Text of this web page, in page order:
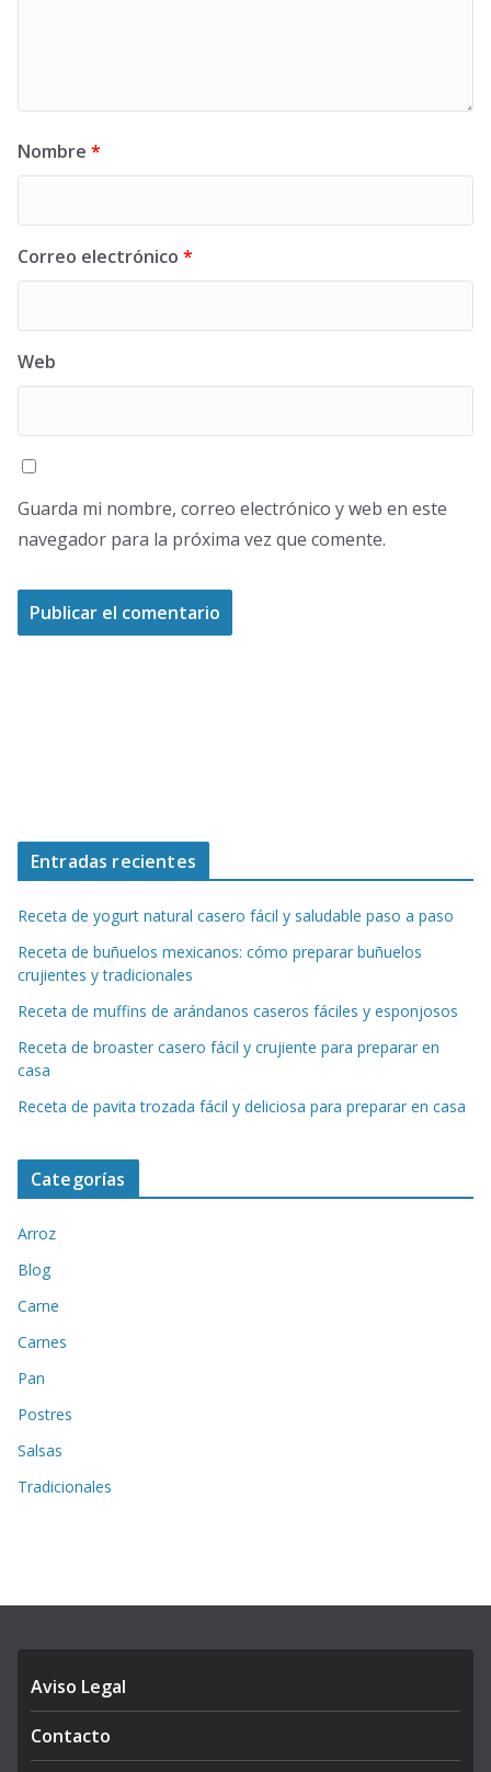
Nombre *
Correo electrónico *
Web
Guarda mi nombre, correo electrónico y web en este
navegador para la próxima vez que comente.
Entradas recientes
Receta de yogurt natural casero fácil y saludable paso a paso
Receta de buñuelos mexicanos: cómo preparar buñuelos
crujientes y tradicionales
Receta de muffins de arándanos caseros fáciles y esponjosos
Receta de broaster casero fácil y crujiente para preparar en
casa
Receta de pavita trozada fácil y deliciosa para preparar en casa
Categorías
Arroz
Blog
Carne
Carnes
Pan
Postres
Salsas
Tradicionales
Aviso Legal
Contacto